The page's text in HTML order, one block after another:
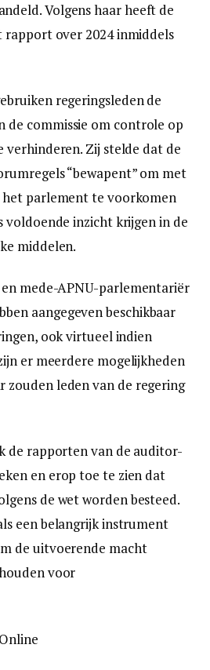
Volgens haar heeft de
over 2024 inmiddels
regeringsleden de
de commissie om controle op
verhinderen. Zij stelde dat de
“bewapent” om met
parlement te voorkomen
voldoende inzicht krijgen in de
middelen.
mede-APNU-parlementariër
aangegeven beschikbaar
ook virtueel indien
er meerdere mogelijkheden
zouden leden van de regering
de rapporten van de auditor-
en erop toe te zien dat
de wet worden besteed.
een belangrijk instrument
de uitvoerende macht
voor